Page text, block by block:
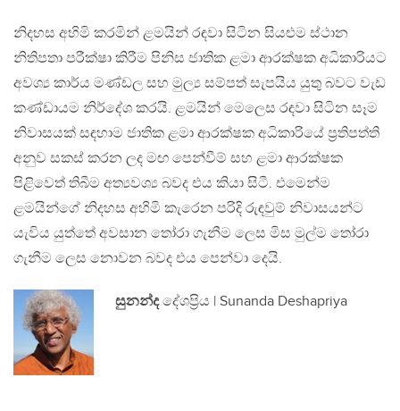
නිදහස අහිමි කරමින් ළමයින් රඳවා සිටින සියළුම ස්ථාන
නිතිපතා පරීක්ෂා කිරීම පිනිස ජාතික ළමා ආරක්ෂක අධිකාරියට
අවශ්‍ය කාර්ය මණ්ඩල සහ මුල්‍ය සම්පත් සැපයිය යුතු බවට වැඩ
කණ්ඩායම නිර්දේශ කරයි. ළමයින් මෙලෙස රඳවා සිටින සෑම
නිවාසයක් සඳහාම ජාතික ළමා ආරක්ෂක අධිකාරියේ ප්‍රතිපත්ති
අනුව සකස් කරන ලද මඟ පෙන්වීම් සහ ළමා ආරක්ෂක
පිළිවෙත් තිබීම අත්‍යවශ්‍ය බවද එය කියා සිටී. එමෙන්ම
ළමයින්ගේ නිදහස අහිමි කැරෙන පරිදි රුඳවුම් නිවාසයන්ට
යැවිය යුත්තේ අවසාන තෝරා ගැනීම ලෙස මිස මුල්ම තෝරා
ගැනීම ලෙස නොවන බවද එය පෙන්වා දෙයි.
සුනන්දදේශප්‍රිය | Sunanda Deshapriya